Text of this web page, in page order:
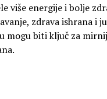
više energije i bolje
zdrava ishrana i
mogu biti ključ za